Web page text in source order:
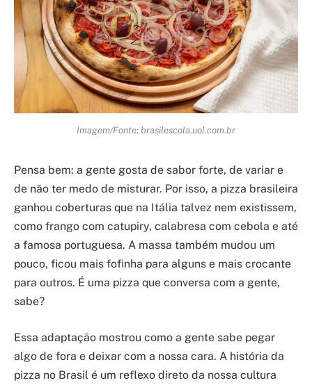
Imagem/Fonte: brasilescola.uol.com.br
Pensa bem: a gente gosta de sabor forte, de variar e
de não ter medo de misturar. Por isso, a pizza brasileira
ganhou coberturas que na Itália talvez nem existissem,
como frango com catupiry, calabresa com cebola e até
a famosa portuguesa. A massa também mudou um
pouco, ficou mais fofinha para alguns e mais crocante
para outros. É uma pizza que conversa com a gente,
sabe?
Essa adaptação mostrou como a gente sabe pegar
algo de fora e deixar com a nossa cara. A história da
pizza no Brasil é um reflexo direto da nossa cultura